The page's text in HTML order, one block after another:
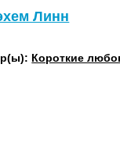
Линн
Короткие